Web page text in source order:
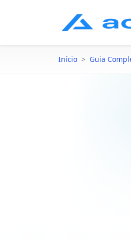
Início > Guia